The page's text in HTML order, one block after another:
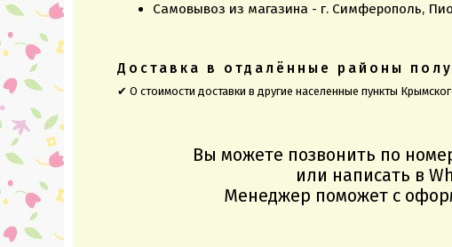
Самовывоз из магазина - г. Симферополь,
Доставка в отдалённые районы
✔ О стоимости доставки в другие населенные пункты
Вы можете позвонить по
или написать в
Менеджер поможет с